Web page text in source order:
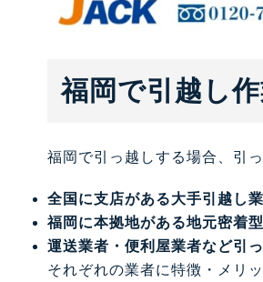
福岡で引越し
福岡で引っ越しする場合、引
全国に支店がある大手引越し
福岡に本拠地がある地元密着
運送業者・便利屋業者など引
それぞれの業者に特徴・メリ